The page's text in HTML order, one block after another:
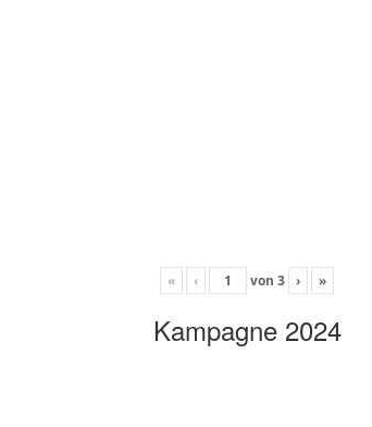
« ‹ von 3 › »
Kampagne 2024